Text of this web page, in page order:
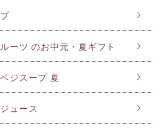
ーツ のお中元・夏ギフト
ジスープ 夏
ュース